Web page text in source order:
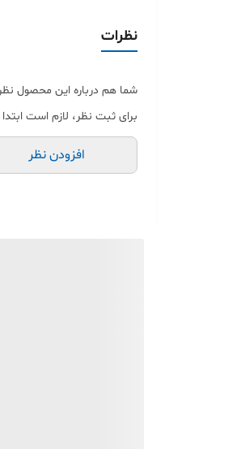
دانش‌آموزان و دانشجویان
هدیه برای نوجوانان و جوانان
نظرات
شما هم درباره این محصول
برای ثبت نظر، لازم است
افزودن نظر